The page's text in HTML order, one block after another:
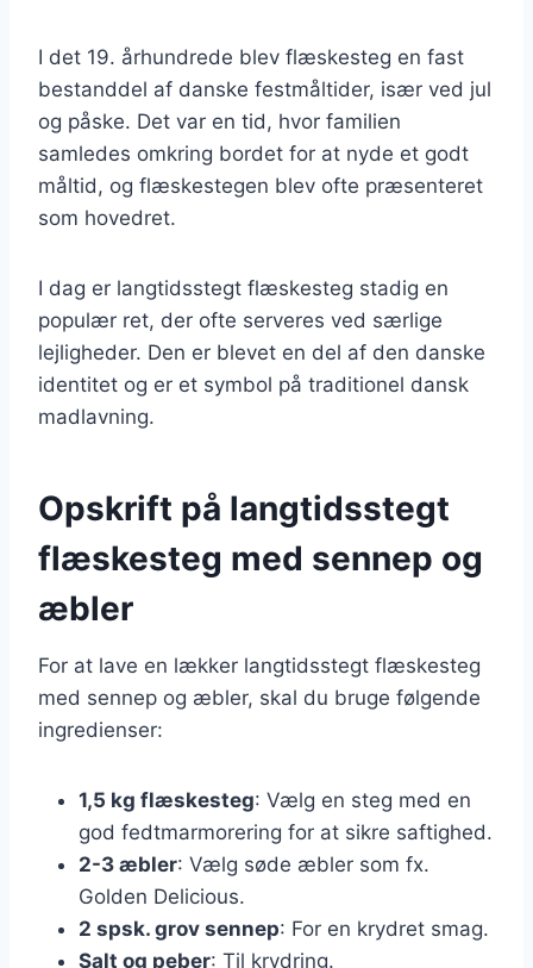
I det 19. århundrede blev flæskesteg en fast
bestanddel af danske festmåltider, især ved jul
og påske. Det var en tid, hvor familien
samledes omkring bordet for at nyde et godt
måltid, og flæskestegen blev ofte præsenteret
som hovedret.
I dag er langtidsstegt flæskesteg stadig en
populær ret, der ofte serveres ved særlige
lejligheder. Den er blevet en del af den danske
identitet og er et symbol på traditionel dansk
madlavning.
Opskrift på langtidsstegt
flæskesteg med sennep og
æbler
For at lave en lækker langtidsstegt flæskesteg
med sennep og æbler, skal du bruge følgende
ingredienser:
1,5 kg flæskesteg: Vælg en steg med en
god fedtmarmorering for at sikre saftighed.
2-3 æbler: Vælg søde æbler som fx.
Golden Delicious.
2 spsk. grov sennep: For en krydret smag.
Salt og peber: Til krydring.